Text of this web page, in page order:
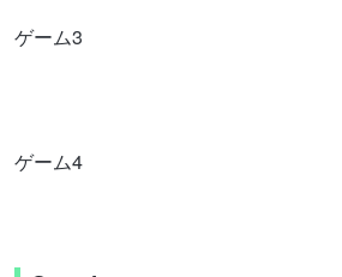
ゲーム3
ゲーム4